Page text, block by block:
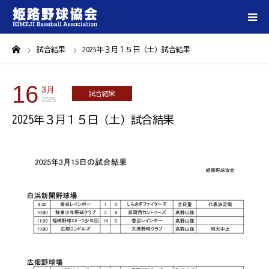
試合結果 2025年３月１５日（土）試合結果
16 3月
2025
試合結果
2025年３月１５日（土）試合結果
ホーム
姫路野球協会について
登録チーム一覧
各種ダウンロード